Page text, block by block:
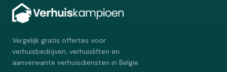
Vergelijk gratis offertes voor
verhuisbedrijven, verhuisliften en
aanverwante verhuisdiensten in Belgie.